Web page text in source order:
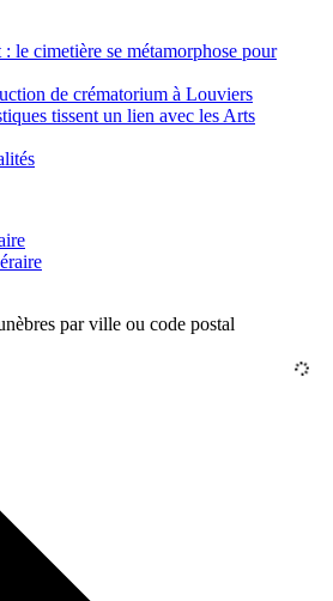
le cimetière se métamorphose pour
de crématorium à Louviers
tissent un lien avec les Arts
par ville ou code postal